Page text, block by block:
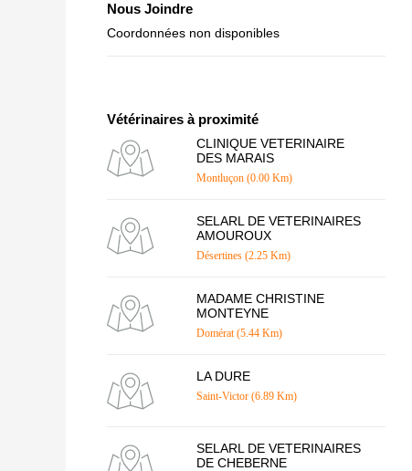
Nous Joindre
Coordonnées non disponibles
Vétérinaires à proximité
CLINIQUE VETERINAIRE
DES MARAIS
Montluçon (0.00 Km)
SELARL DE VETERINAIRES
AMOUROUX
Désertines (2.25 Km)
MADAME CHRISTINE
MONTEYNE
Domérat (5.44 Km)
LA DURE
Saint-Victor (6.89 Km)
SELARL DE VETERINAIRES
DE CHEBERNE